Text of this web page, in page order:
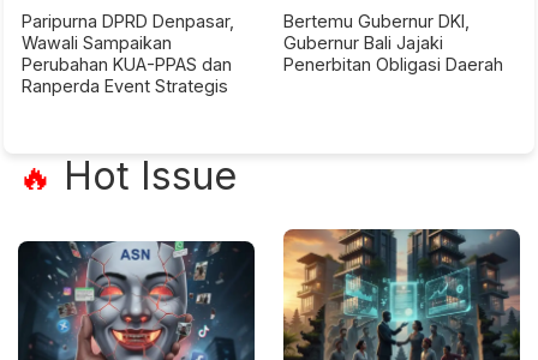
Paripurna DPRD Denpasar,
Wawali Sampaikan
Perubahan KUA-PPAS dan
Ranperda Event Strategis
Bertemu Gubernur DKI,
Gubernur Bali Jajaki
Penerbitan Obligasi Daerah
🔥 Hot Issue